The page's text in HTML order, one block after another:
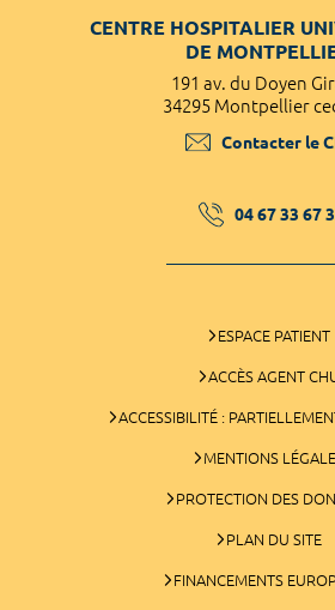
CENTRE HOSPITALIER
DE
191 av. du Doyen
34295 Montpellier
Contacter le
04 67 33 67
ESPACE PATIENT
ACCÈS AGENT
ACCESSIBILITÉ :
MENTIONS
PROTECTION DES
PLAN DU SITE
FINANCEMENTS